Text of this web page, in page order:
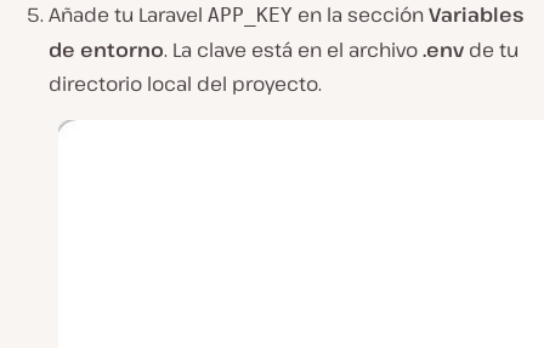
Añade tu Laravel APP_KEY en la secciónVariables
de entorno. La clave está en el archivo.env de tu
directorio local del proyecto.